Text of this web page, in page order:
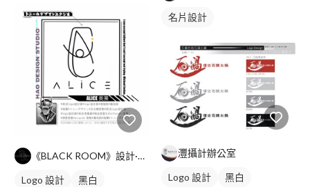
《BLACK ROOM》設計·個人工作室
Logo 設計 黑白
名片設計
灃攝計辦公室
Logo 設計 黑白